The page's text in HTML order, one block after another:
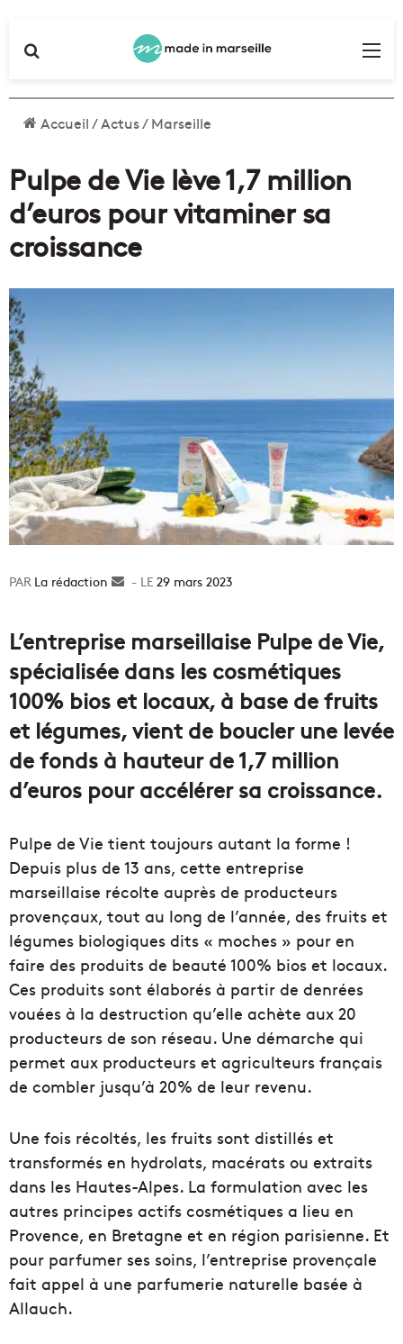
Accueil/Actus/Marseille
Pulpe de Vie lève 1,7 million
d’euros pour vitaminer sa
croissance
La rédaction
Envoyer29 mars 2023
L’entreprise marseillaise Pulpe de Vie,
spécialisée dans les cosmétiques
100% bios et locaux, à base de fruits
et légumes, vient de boucler une levée
de fonds à hauteur de 1,7 million
d’euros pour accélérer sa croissance.
Pulpe de Vie tient toujours autant la forme !
Depuis plus de 13 ans, cette entreprise
marseillaise récolte auprès de producteurs
provençaux, tout au long de l’année, des fruits et
légumes biologiques dits « moches » pour en
faire des produits de beauté 100% bios et locaux.
Ces produits sont élaborés à partir de denrées
vouées à la destruction qu’elle achète aux 20
producteurs de son réseau. Une démarche qui
permet aux producteurs et agriculteurs français
de combler jusqu’à 20% de leur revenu.
Une fois récoltés, les fruits sont distillés et
transformés en hydrolats, macérats ou extraits
dans les Hautes-Alpes. La formulation avec les
autres principes actifs cosmétiques a lieu en
Provence, en Bretagne et en région parisienne. Et
pour parfumer ses soins, l’entreprise provençale
fait appel à une parfumerie naturelle basée à
Allauch.